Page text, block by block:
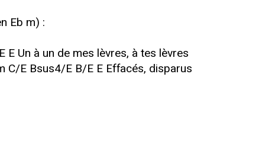
Eb m) :
Un à un de mes lèvres, à tes lèvres
C/E Bsus4/E B/E E Effacés, disparus